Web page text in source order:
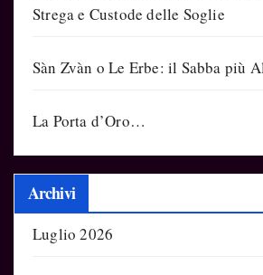
Strega e Custode delle Soglie
Sàn Zvàn o Le Erbe: il Sabba più
La Porta d’Oro…
Archivi
Luglio 2026